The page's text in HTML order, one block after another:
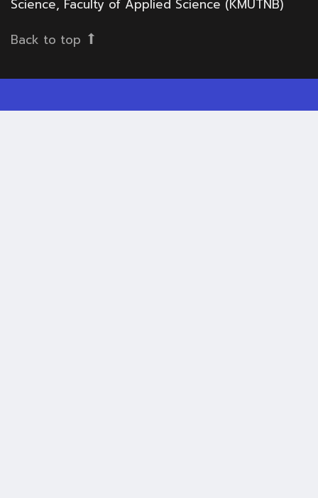
Science, Faculty of Applied Science (KMUTNB)
Back to top